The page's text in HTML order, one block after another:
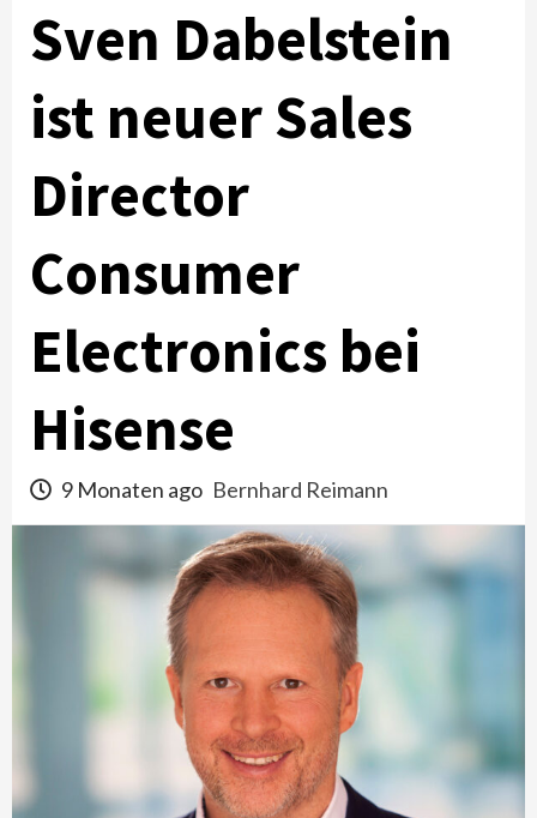
Sven Dabelstein
ist neuer Sales
Director
Consumer
Electronics bei
Hisense
9 Monaten ago Bernhard Reimann